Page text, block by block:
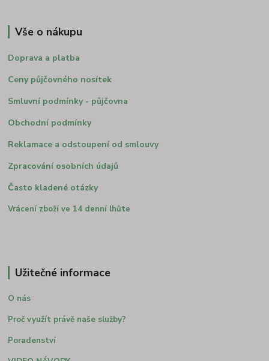
Vše o nákupu
Doprava a platba
Ceny půjčovného nosítek
Smluvní podmínky - půjčovna
Obchodní podmínky
Reklamace a odstoupení od smlouvy
Zpracování osobních údajů
Často kladené otázky
Vrácení zboží ve 14 denní lhůte
Užitečné informace
O nás
Proč využít právě naše služby?
Poradenství